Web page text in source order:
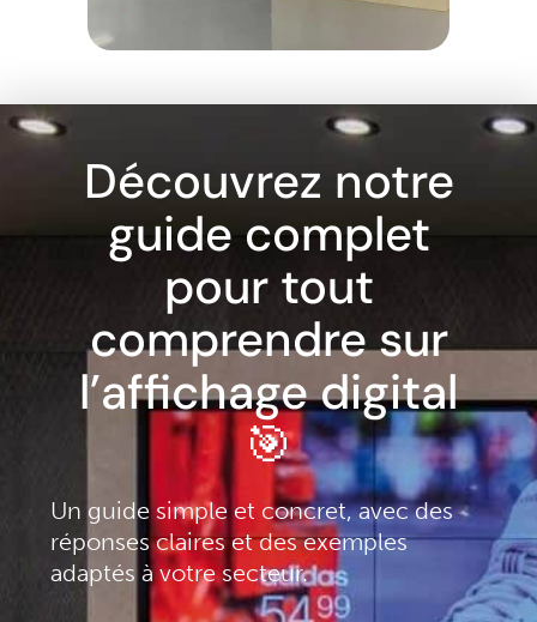
Découvrez notre
guide complet
pour tout
comprendre sur
l’affichage digital
🎯
Un guide simple et concret, avec des
réponses claires et des exemples
adaptés à votre secteur.